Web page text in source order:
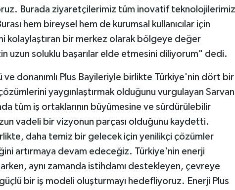
Burada ziyaretçilerimiz tüm inovatif
hem bireysel hem de kurumsal kullanıcılar için
kolaylaştıran bir merkez olarak bölgeye değer
uzun soluklu başarılar elde etmesini diliyorum" dedi.
donanımlı Plus Bayileriyle birlikte Türkiye'nin dört bir
yaygınlaştırmak olduğunu vurgulayan
tüm iş ortaklarının büyümesine ve sürdürülebilir
vadeli bir vizyonun parçası olduğunu kaydetti.
daha temiz bir gelecek için yenilikçi çözümler
artırmaya devam edeceğiz. Türkiye'nin enerji
aynı zamanda istihdamı destekleyen, çevreye
bir iş modeli oluşturmayı hedefliyoruz. Enerji Plus